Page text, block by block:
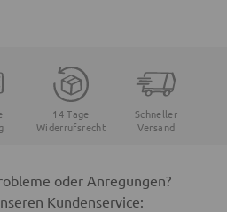
14 Tage
Widerrufsrecht
Schneller
Versand
oder Anregungen?
Kundenservice: